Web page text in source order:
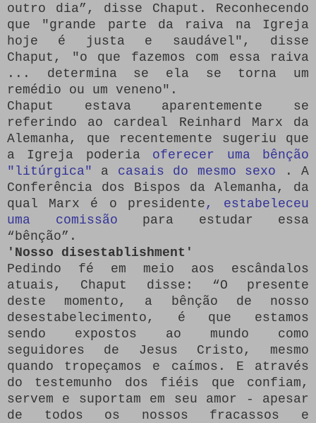
outro dia”, disse Chaput.
Reconhecendo
que "grande parte da raiva na Igreja
hoje é justa e saudável", disse
Chaput, "o que fazemos com essa raiva
... determina se ela se torna um
remédio ou um veneno".
Chaput estava aparentemente se
referindo ao cardeal Reinhard Marx da
Alemanha, que recentemente sugeriu que
a Igreja poderia oferecer uma bênção
"litúrgica" a casais do mesmo sexo .
A
Conferência dos Bispos da Alemanha, da
qual Marx é o presidente , estabeleceu
uma comissão para estudar essa
“bênção”.
'Nosso disestablishment'
Pedindo fé em meio aos escândalos
atuais, Chaput disse: “O presente
deste momento, a bênção de nosso
desestabelecimento, é que estamos
sendo expostos ao mundo como
seguidores de Jesus Cristo, mesmo
quando tropeçamos e caímos.
E através
do testemunho dos fiéis que confiam,
servem e suportam em seu amor - apesar
de todos os nossos fracassos e